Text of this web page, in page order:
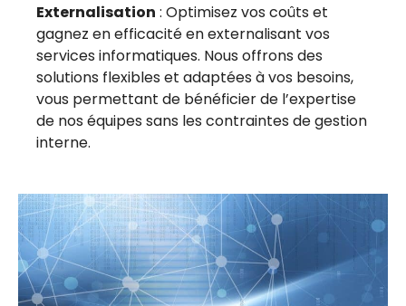
Externalisation : Optimisez vos coûts et
gagnez en efficacité en externalisant vos
services informatiques. Nous offrons des
solutions flexibles et adaptées à vos besoins,
vous permettant de bénéficier de l’expertise
de nos équipes sans les contraintes de gestion
interne.